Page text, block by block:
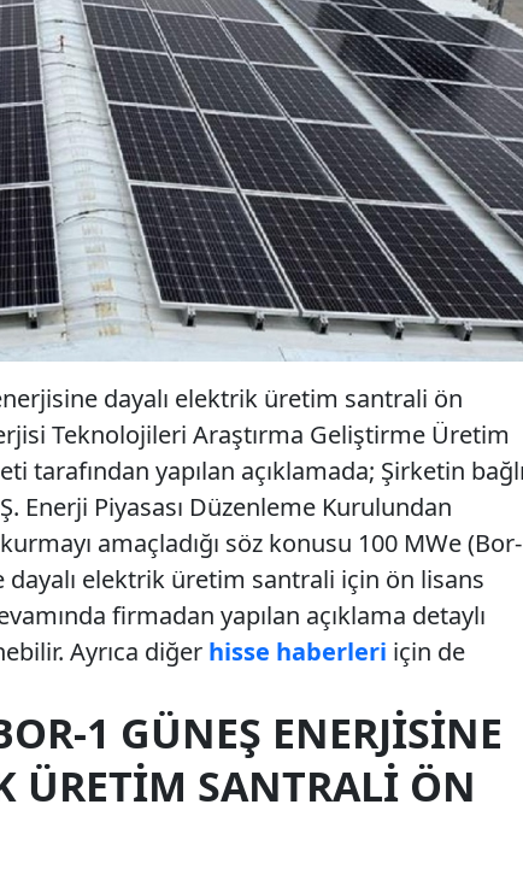
dayalı elektrik üretim santrali ön
Teknolojileri Araştırma Geliştirme Üretim
tarafından yapılan açıklamada; Şirketin
Enerji Piyasası Düzenleme Kurulundan
amaçladığı söz konusu 100 MWe (Bor-
elektrik üretim santrali için ön lisans
firmadan yapılan açıklama detaylı
Ayrıca diğer hisse haberleri için de
1 GÜNEŞ ENERJISINE
ÜRETIM SANTRALI ÖN